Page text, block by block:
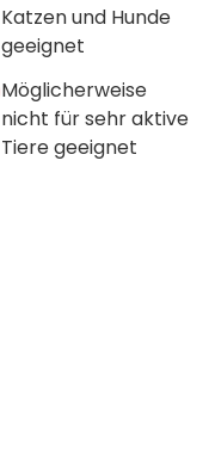
Katzen und Hunde
geeignet
Möglicherweise
nicht für sehr aktive
Tiere geeignet